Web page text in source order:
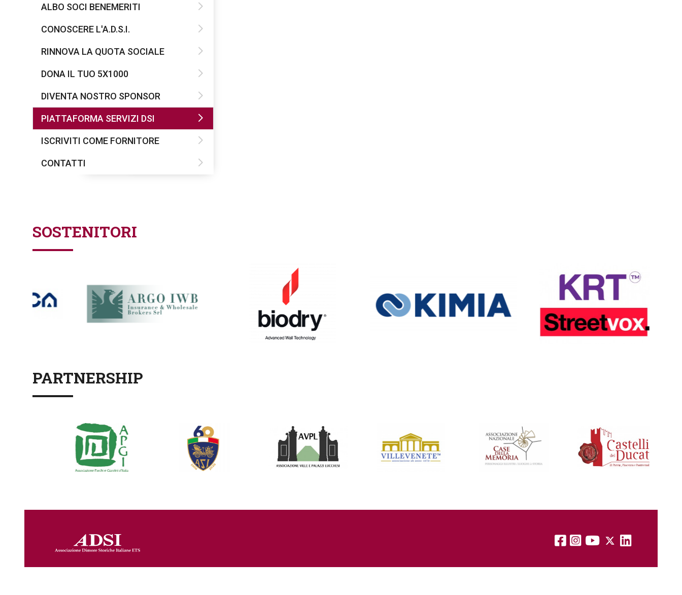
ALBO SOCI BENEMERITI
CONOSCERE L'A.D.S.I.
RINNOVA LA QUOTA SOCIALE
DONA IL TUO 5X1000
DIVENTA NOSTRO SPONSOR
PIATTAFORMA SERVIZI DSI
ISCRIVITI COME FORNITORE
CONTATTI
SOSTENITORI
PARTNERSHIP